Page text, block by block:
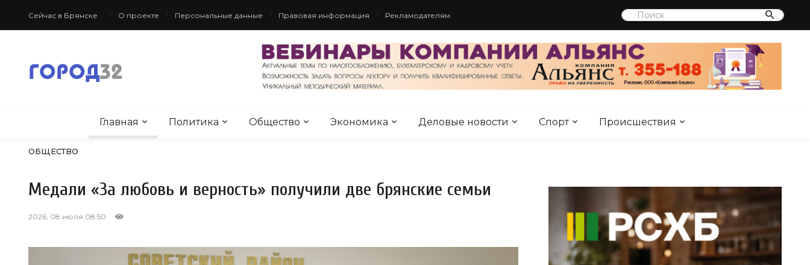
Сейчас в Брянске О проекте Персональные данные Правовая информация Рекламодателям
Главная Политика Общество Экономика Деловые новости Спорт Происшествия
ОБЩЕСТВО
Медали «За любовь и верность» получили две брянские семьи
2026, 08 июля 08:50